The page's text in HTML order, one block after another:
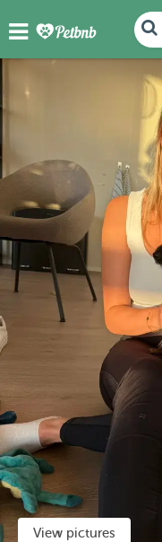
PHOTOS DETAILS
View pictures